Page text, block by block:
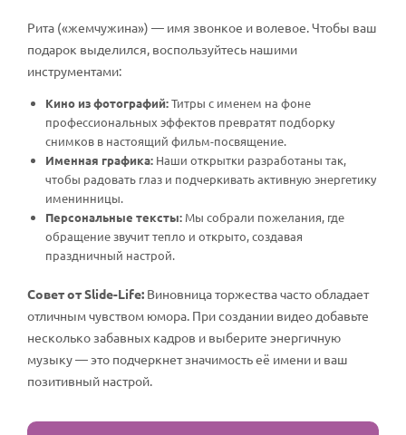
Рита («жемчужина») — имя звонкое и волевое. Чтобы ваш
подарок выделился, воспользуйтесь нашими
инструментами:
Кино из фотографий:Титры с именем на фоне
профессиональных эффектов превратят подборку
снимков в настоящий фильм-посвящение.
Именная графика: Наши открытки разработаны так,
чтобы радовать глаз и подчеркивать активную энергетику
именинницы.
Персональные тексты: Мы собрали пожелания, где
обращение звучит тепло и открыто, создавая
праздничный настрой.
Совет от Slide-Life: Виновница торжества часто обладает
отличным чувством юмора. При создании видео добавьте
несколько забавных кадров и выберите энергичную
музыку — это подчеркнет значимость её имени и ваш
позитивный настрой.